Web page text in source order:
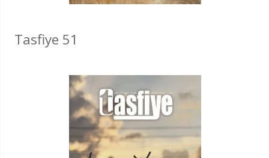
Tasfiye 51